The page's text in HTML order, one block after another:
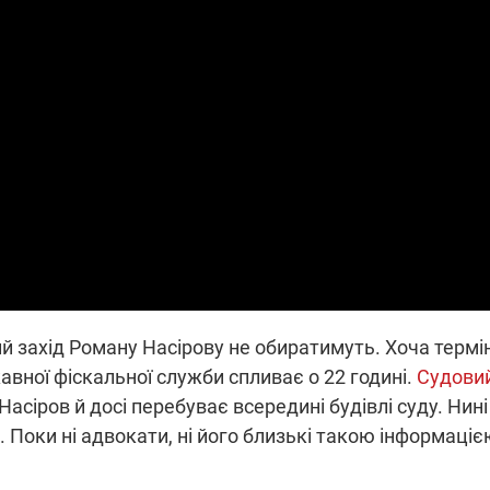
захід Роману Насірову не обиратимуть. Хоча
фіскальної служби спливає о 22 годині.
й досі перебуває всередині будівлі суду. Нині
Поки ні адвокати, ні його близькі такою